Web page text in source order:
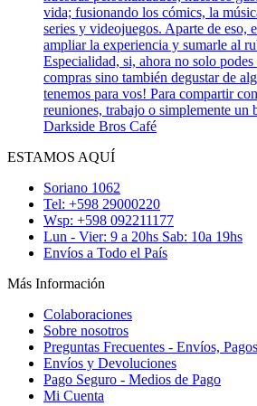
vida; fusionando los cómics, la
series y videojuegos. Aparte de eso,
ampliar la experiencia y sumarle al
Especialidad, si, ahora no solo
compras sino también degustar de
tenemos para vos! Para compartir
reuniones, trabajo o simplemente un
Darkside Bros Café
ESTAMOS AQUÍ
Soriano 1062
Tel: +598 29000220
Wsp: +598 092211177
Lun - Vier: 9 a 20hs Sab: 10a 19hs
Envíos a Todo el País
Más Información
Colaboraciones
Sobre nosotros
Preguntas Frecuentes - Envíos,
Envíos y Devoluciones
Pago Seguro - Medios de Pago
Mi Cuenta